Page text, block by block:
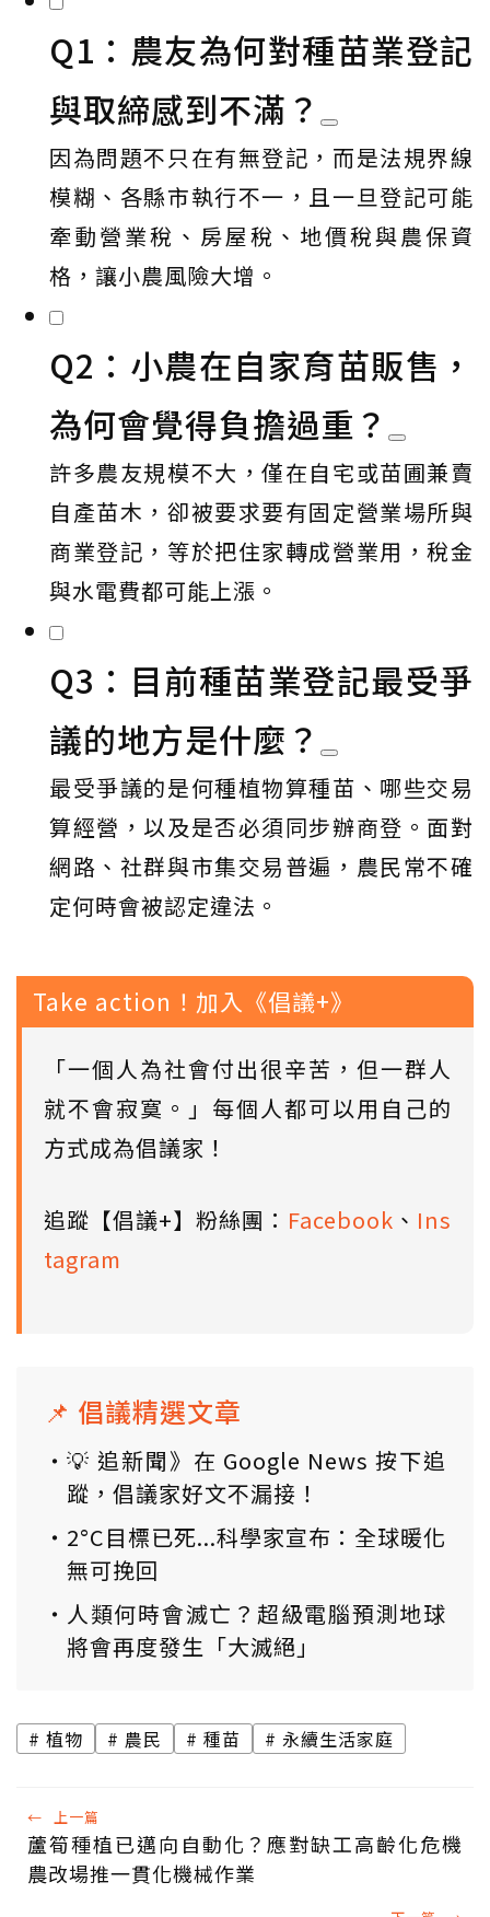
Q1：農友為何對種苗業登記
與取締感到不滿？
因為問題不只在有無登記，而是法規界線
模糊、各縣市執行不一，且一旦登記可能
牽動營業稅、房屋稅、地價稅與農保資
格，讓小農風險大增。
Q2：小農在自家育苗販售，
為何會覺得負擔過重？
許多農友規模不大，僅在自宅或苗圃兼賣
自產苗木，卻被要求要有固定營業場所與
商業登記，等於把住家轉成營業用，稅金
與水電費都可能上漲。
Q3：目前種苗業登記最受爭
議的地方是什麼？
最受爭議的是何種植物算種苗、哪些交易
算經營，以及是否必須同步辦商登。面對
網路、社群與市集交易普遍，農民常不確
定何時會被認定違法。
Take action！加入《倡議+》
「一個人為社會付出很辛苦，但一群人
就不會寂寞。」每個人都可以用自己的
方式成為倡議家！
追蹤【倡議+】粉絲團： Facebook 、 Ins
tagram
📌 倡議精選文章
💡 追新聞》在 Google News 按下追
蹤，倡議家好文不漏接！
2°C目標已死...科學家宣布：全球暖化
無可挽回
人類何時會滅亡？超級電腦預測地球
將會再度發生「大滅絕」
植物 農民 種苗 永續生活家庭
← 上一篇
蘆筍種植已邁向自動化？應對缺工高齡化危機
農改場推一貫化機械作業